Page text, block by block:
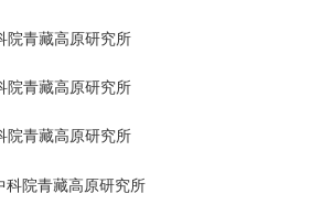
高原研究所
高原研究所
高原研究所
青藏高原研究所